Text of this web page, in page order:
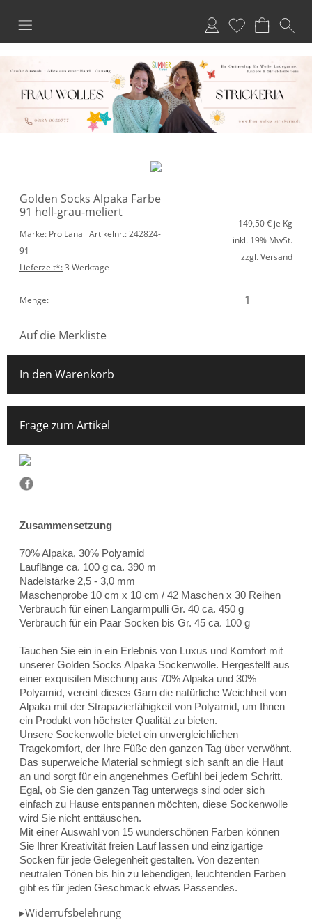
Anmelden
Merkliste
Golden Socks Alpaka Farbe
91 hell-grau-meliert
Marke: Pro Lana Artikelnr.: 242824-
91
Lieferzeit*:3 Werktage
149,50€ je Kg
inkl. 19% MwSt.
zzgl. Versand
Menge:
Auf die Merkliste
In den Warenkorb
Frage zum Artikel
Zusammensetzung
70% Alpaka, 30% Polyamid
Lauflänge ca. 100 g ca. 390 m
Nadelstärke 2,5 - 3,0 mm
Maschenprobe 10 cm x 10 cm / 42 Maschen x 30 Reihen
Verbrauch für einen Langarmpulli Gr. 40 ca. 450 g
Verbrauch für ein Paar Socken bis Gr. 45 ca. 100 g
Tauchen Sie ein in ein Erlebnis von Luxus und Komfort mit
unserer Golden Socks Alpaka Sockenwolle. Hergestellt aus
einer exquisiten Mischung aus 70% Alpaka und 30%
Polyamid, vereint dieses Garn die natürliche Weichheit von
Alpaka mit der Strapazierfähigkeit von Polyamid, um Ihnen
ein Produkt von höchster Qualität zu bieten.
Unsere Sockenwolle bietet ein unvergleichlichen
Tragekomfort, der Ihre Füße den ganzen Tag über verwöhnt.
Das superweiche Material schmiegt sich sanft an die Haut
an und sorgt für ein angenehmes Gefühl bei jedem Schritt.
Egal, ob Sie den ganzen Tag unterwegs sind oder sich
einfach zu Hause entspannen möchten, diese Sockenwolle
wird Sie nicht enttäuschen.
Mit einer Auswahl von 15 wunderschönen Farben können
Sie Ihrer Kreativität freien Lauf lassen und einzigartige
Socken für jede Gelegenheit gestalten. Von dezenten
neutralen Tönen bis hin zu lebendigen, leuchtenden Farben
gibt es für jeden Geschmack etwas Passendes.
▸Widerrufsbelehrung